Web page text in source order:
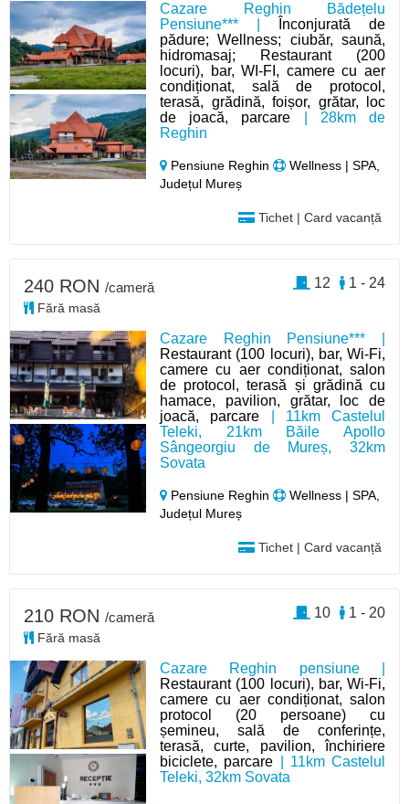
Cazare Reghin Bădețelu
Pensiune*** |
Înconjurată de
pădure; Wellness; ciubăr, saună,
hidromasaj; Restaurant (200
locuri), bar, WI-FI, camere cu aer
condiționat, sală de protocol,
terasă, grădină, foișor, grătar, loc
de joacă, parcare | 28km de
Reghin
Pensiune Reghin
Wellness | SPA,
Județul Mureș
Tichet | Card vacanță
Cazare Reghin Pensiune*** |
Restaurant (100 locuri), bar, Wi-Fi,
camere cu aer condiționat, salon
de protocol, terasă și grădină cu
hamace, pavilion, grătar, loc de
joacă, parcare | 11km Castelul
Teleki, 21km Băile Apollo
Sângeorgiu de Mureș, 32km
Sovata
Pensiune Reghin
Wellness | SPA,
Județul Mureș
Tichet | Card vacanță
240 RON /cameră
Fără masă
1 - 24
12
Cazare Reghin pensiune |
Restaurant (100 locuri), bar, Wi-Fi,
camere cu aer condiționat, salon
protocol (20 persoane) cu
șemineu, sală de conferințe,
terasă, curte, pavilion, închiriere
biciclete, parcare | 11km Castelul
Teleki, 32km Sovata
210 RON /cameră
Fără masă
1 - 20
10